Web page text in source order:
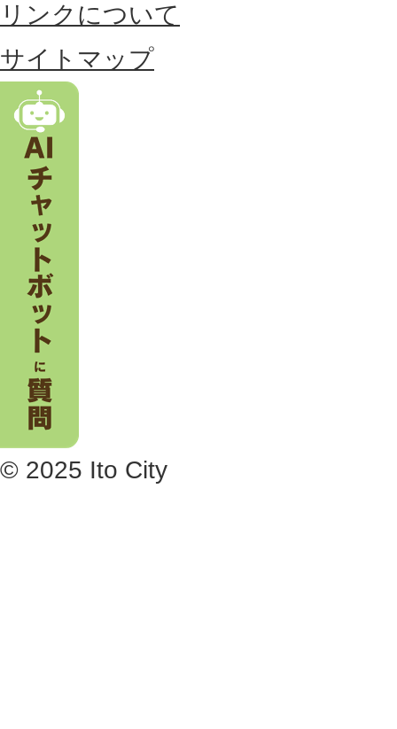
す
る
市
。
リンクについて
サイトマップ
© 2025 Ito City